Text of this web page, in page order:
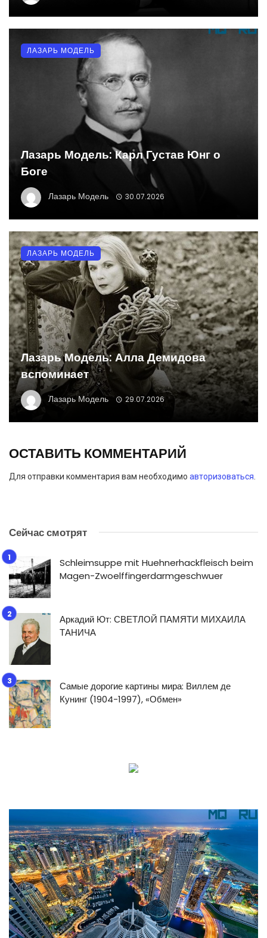
Лазарь Модель: Карл Густав Юнг о
Боге
Лазарь Модель 30.07.2026
ЛАЗАРЬ МОДЕЛЬ
Лазарь Модель: Алла Демидова
вспоминает
Лазарь Модель 29.07.2026
ЛАЗАРЬ МОДЕЛЬ
ОСТАВИТЬ КОММЕНТАРИЙ
Для отправки комментария вам необходимо авторизоваться
Сейчас смотрят
Schleimsuppe mit Huehnerhackfleisch beim
Magen-Zwoelffingerdarmgeschwuer
Аркадий Ют: СВЕТЛОЙ ПАМЯТИ МИХАИЛА
ТАНИЧА
Самые дорогие картины мира: Виллем де
Кунинг (1904-1997), «Обмен»